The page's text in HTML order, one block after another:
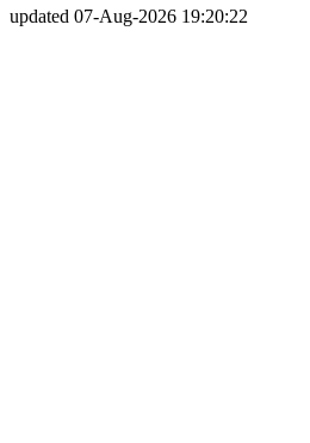
updated 07-Aug-2026 19:20:22